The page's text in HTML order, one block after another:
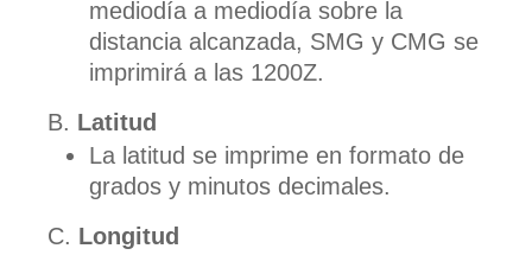
mediodía a mediodía sobre la
distancia alcanzada, SMG y CMG se
imprimirá a las 1200Z.
Latitud
La latitud se imprime en formato de
grados y minutos decimales.
Longitud